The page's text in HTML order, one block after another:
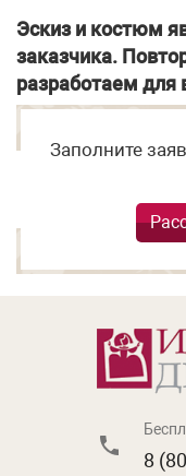
Эскиз и костюм
заказчика.
разработаем для
Заполните
8